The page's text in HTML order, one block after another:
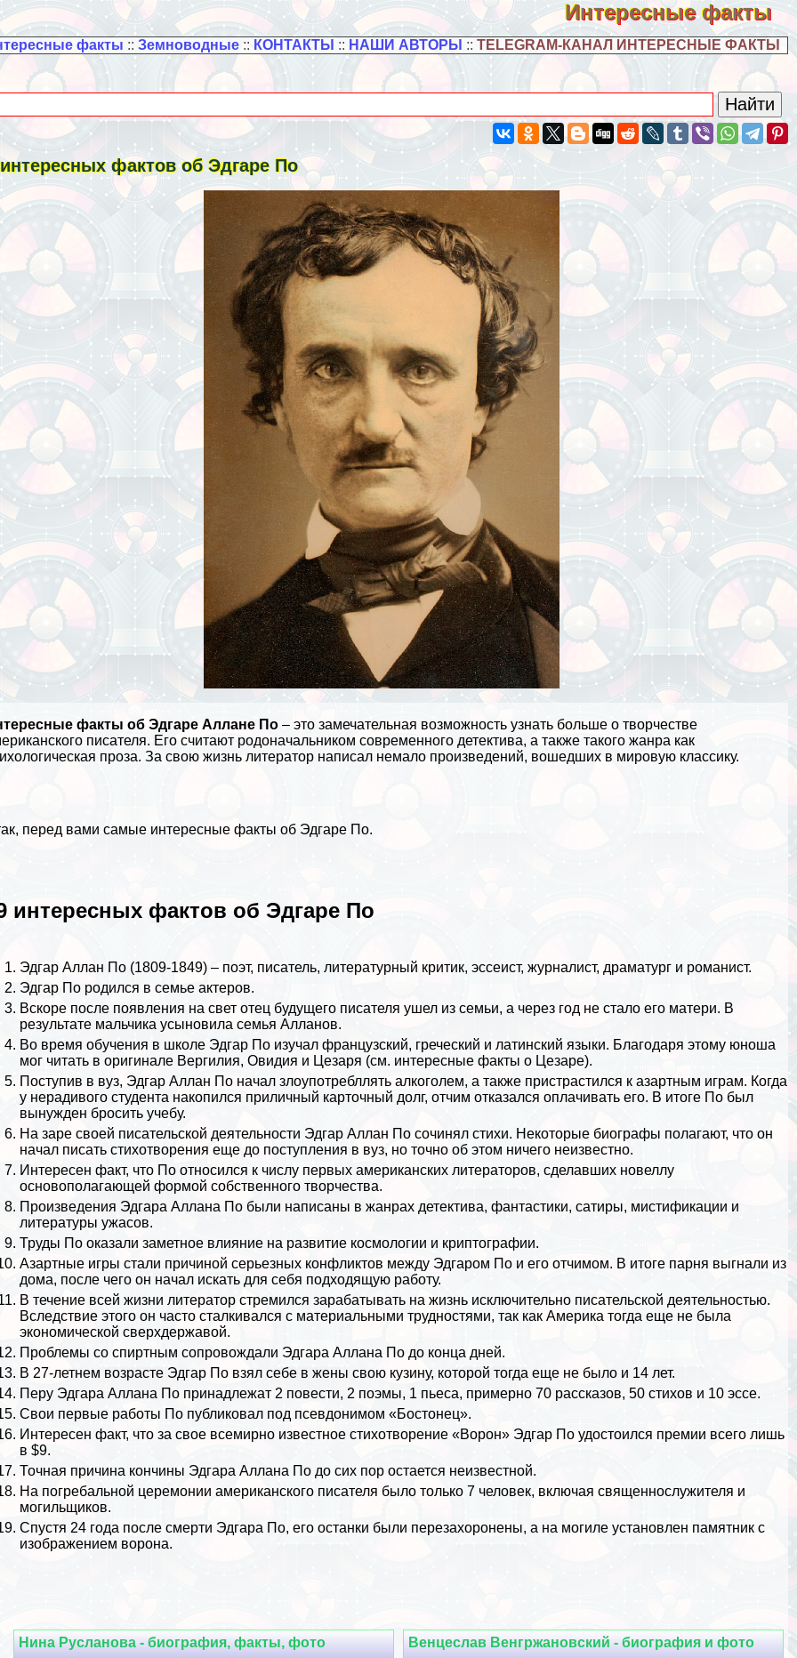
Интересные факты
факты :: Земноводные:: КОНТАКТЫ :: НАШИ АВТОРЫ :: TELEGRAM-КАНАЛ ИНТЕРЕСНЫЕ ФАКТЫ
фактов об Эдгаре По
факты об Эдгаре Аллане По – это замечательная возможность узнать больше о творчестве
писателя. Его считают родоначальником современного детектива, а также такого жанра как
проза. За свою жизнь литератор написал немало произведений, вошедших в мировую классику.
перед вами самые интересные факты об Эдгаре По.
интересных фактов об Эдгаре По
Эдгар Аллан По (1809-1849) – поэт, писатель, литературный критик, эссеист, журналист, драматург и романист.
Эдгар По родился в семье актеров.
Вскоре после появления на свет отец будущего писателя ушел из семьи, а через год не стало его матери. В
результате мальчика усыновила семья Алланов.
Во время обучения в школе Эдгар По изучал французский, греческий и латинский языки. Благодаря этому юноша
мог читать в оригинале Вергилия, Овидия и Цезаря (см. интересные факты о Цезаре).
Поступив в вуз, Эдгар Аллан По начал злоупотрeбллять алкоголем, а также пристрастился к азapтным играм. Когда
у нерадивого студента накопился приличный карточный долг, отчим отказался оплачивать его. В итоге По был
вынужден бросить учебу.
На заре своей писательской деятельности Эдгар Аллан По сочинял стихи. Некоторые биографы полагают, что он
начал писать стихотворения еще до поступления в вуз, но точно об этом ничего неизвестно.
Интересен факт, что По относился к числу первых американских литераторов, сделавших новеллу
основополагающей формой собственного творчества.
Произведения Эдгара Аллана По были написаны в жанрах детектива, фантастики, сатиры, мистификации и
литературы ужасов.
Труды По оказали заметное влияние на развитие космологии и криптографии.
Aзapтные игры стали причиной серьезных конфликтов между Эдгаром По и его отчимом. В итоге парня выгнали из
дома, после чего он начал искать для себя подходящую работу.
В течение всей жизни литератор стремился заpaбатывать на жизнь исключительно писательской деятельностью.
Вследствие этого он часто сталкивался с материальными трудностями, так какАмерика тогда еще не была
экономической сверхдержавой.
Проблемы со спиртным сопровождали Эдгара Аллана По до конца дней.
В 27-летнем возрасте Эдгар По взял себе в жены свою кузину, которой тогда еще не было и 14 лет.
Перу Эдгара Аллана По принадлежат 2 повести, 2 поэмы, 1 пьеса, примерно 70 рассказов, 50 стихов и 10 эссе.
Свои первые работы По публиковал под псевдонимом «Бостонец».
Интересен факт, что за свое всемирно известное стихотворение «Ворон» Эдгар По удостоился премии всего лишь
в $9.
Точная причина кончины Эдгара Аллана По до сих пор остается неизвестной.
На погрeбaльной церемонии американского писателя было только 7 человек, включая священнослужителя и
могильщиков.
Спустя 24 года после cмepти Эдгара По, его останки были перезахоронены, а на могиле установлен памятник с
изображением ворона.
Венцеслав Венгржановский - биография и фото
Нина Русланова - биография, факты, фото